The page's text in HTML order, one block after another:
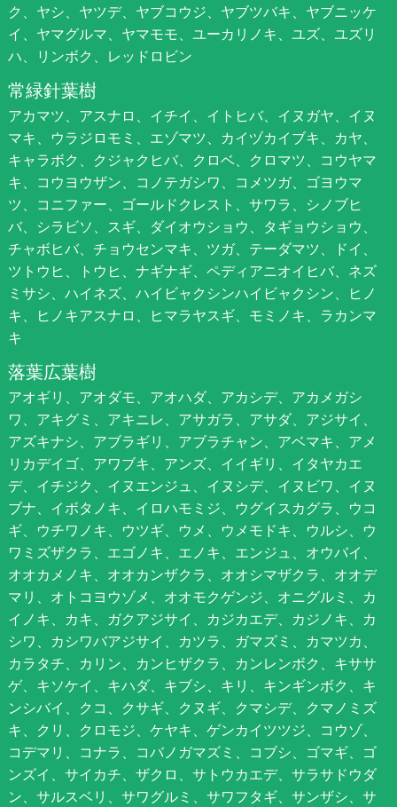
ク、ヤシ、ヤツデ、ヤブコウジ、ヤブツバキ、ヤブニッケ
イ、ヤマグルマ、ヤマモモ、ユーカリノキ、ユズ、ユズリ
ハ、リンボク、レッドロビン
常緑針葉樹
アカマツ、アスナロ、イチイ、イトヒバ、イヌガヤ、イヌ
マキ、ウラジロモミ、エゾマツ、カイヅカイブキ、カヤ、
キャラボク、クジャクヒバ、クロベ、クロマツ、コウヤマ
キ、コウヨウザン、コノテガシワ、コメツガ、ゴヨウマ
ツ、コニファー、ゴールドクレスト、サワラ、シノブヒ
バ、シラビソ、スギ、ダイオウショウ、タギョウショウ、
チャボヒバ、チョウセンマキ、ツガ、テーダマツ、ドイ、
ツトウヒ、トウヒ、ナギナギ、ペディアニオイヒバ、ネズ
ミサシ、ハイネズ、ハイビャクシンハイビャクシン、ヒノ
キ、ヒノキアスナロ、ヒマラヤスギ、モミノキ、ラカンマ
キ
落葉広葉樹
アオギリ、アオダモ、アオハダ、アカシデ、アカメガシ
ワ、アキグミ、アキニレ、アサガラ、アサダ、アジサイ、
アズキナシ、アブラギリ、アブラチャン、アベマキ、アメ
リカデイゴ、アワブキ、アンズ、イイギリ、イタヤカエ
デ、イチジク、イヌエンジュ、イヌシデ、イヌビワ、イヌ
ブナ、イボタノキ、イロハモミジ、ウグイスカグラ、ウコ
ギ、ウチワノキ、ウツギ、ウメ、ウメモドキ、ウルシ、ウ
ワミズザクラ、エゴノキ、エノキ、エンジュ、オウバイ、
オオカメノキ、オオカンザクラ、オオシマザクラ、オオデ
マリ、オトコヨウゾメ、オオモクゲンジ、オニグルミ、カ
イノキ、カキ、ガクアジサイ、カジカエデ、カジノキ、カ
シワ、カシワバアジサイ、カツラ、ガマズミ、カマツカ、
カラタチ、カリン、カンヒザクラ、カンレンボク、キササ
ゲ、キソケイ、キハダ、キブシ、キリ、キンギンボク、キ
ンシバイ、クコ、クサギ、クヌギ、クマシデ、クマノミズ
キ、クリ、クロモジ、ケヤキ、ゲンカイツツジ、コウゾ、
コデマリ、コナラ、コバノガマズミ、コブシ、ゴマギ、ゴ
ンズイ、サイカチ、ザクロ、サトウカエデ、サラサドウダ
ン、サルスベリ、サワグルミ、サワフタギ、サンザシ、サ